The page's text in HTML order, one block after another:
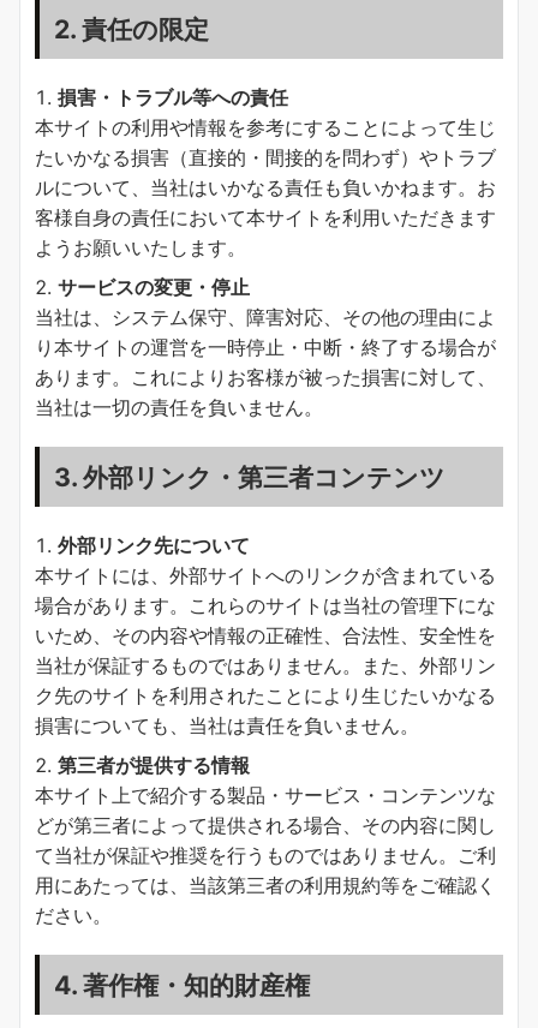
2. 責任の限定
損害・トラブル等への責任
本サイトの利用や情報を参考にすることによって生じ
たいかなる損害（直接的・間接的を問わず）やトラブ
ルについて、当社はいかなる責任も負いかねます。お
客様自身の責任において本サイトを利用いただきます
ようお願いいたします。
サービスの変更・停止
当社は、システム保守、障害対応、その他の理由によ
り本サイトの運営を一時停止・中断・終了する場合が
あります。これによりお客様が被った損害に対して、
当社は一切の責任を負いません。
3. 外部リンク・第三者コンテンツ
外部リンク先について
本サイトには、外部サイトへのリンクが含まれている
場合があります。これらのサイトは当社の管理下にな
いため、その内容や情報の正確性、合法性、安全性を
当社が保証するものではありません。また、外部リン
ク先のサイトを利用されたことにより生じたいかなる
損害についても、当社は責任を負いません。
第三者が提供する情報
本サイト上で紹介する製品・サービス・コンテンツな
どが第三者によって提供される場合、その内容に関し
て当社が保証や推奨を行うものではありません。ご利
用にあたっては、当該第三者の利用規約等をご確認く
ださい。
4. 著作権・知的財産権